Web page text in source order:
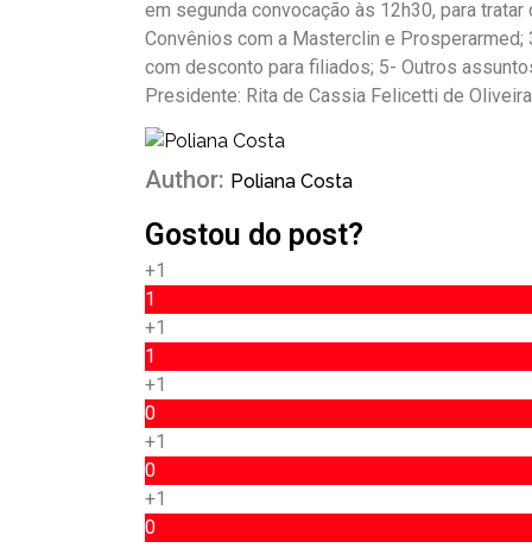
em segunda convocação às 12h30, para
Convênios com a Masterclin e
com desconto para filiados; 5- Outros
Presidente: Rita de Cassia Felicetti de Oliveira
Author: Poliana Costa
Gostou do post?
+1
1
+1
1
+1
0
+1
0
+1
0